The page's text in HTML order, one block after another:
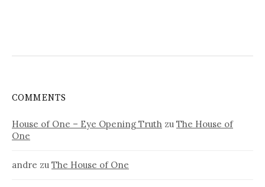
COMMENTS
House of One – Eye Opening Truth zu The House of
One
andre zu The House of One